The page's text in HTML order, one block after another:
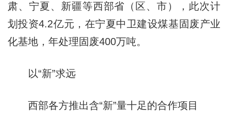
肃、宁夏、新疆等西部省（区、市），此次计
划投资4.2亿元，在宁夏中卫建设煤基固废产业
化基地，年处理固废400万吨。
以“新”求远
西部各方推出含“新”量十足的合作项目